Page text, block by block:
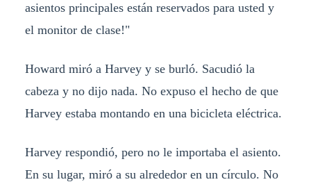
asientos principales están reservados para usted y
el monitor de clase!"
Howard miró a Harvey y se burló. Sacudió la
cabeza y no dijo nada. No expuso el hecho de que
Harvey estaba montando en una bicicleta eléctrica.
Harvey respondió, pero no le importaba el asiento.
En su lugar, miró a su alrededor en un círculo. No